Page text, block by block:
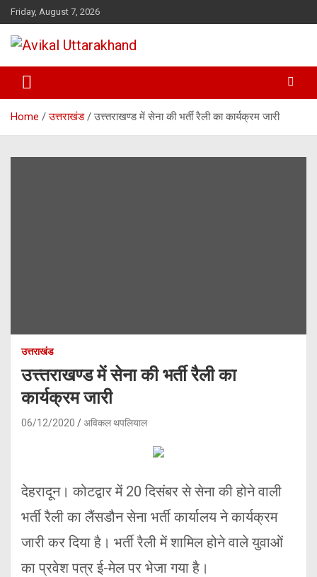
Skip
to
content
Friday, August 7, 2026
Avikal Uttarakhand
Home उत्तराखंड उत्त्तराखण्ड में सेना की भर्ती रैली का कार्यक्रम जारी
उत्तराखंड
उत्त्तराखण्ड में सेना की भर्ती रैली का
कार्यक्रम जारी
06/12/2020 अविकल थपलियाल
देहरादून। कोटद्वार में 20 दिसंबर से सेना की होने वाली
भर्ती रैली का लैंसडौन सेना भर्ती कार्यालय ने कार्यक्रम
जारी कर दिया है। भर्ती रैली में शामिल होने वाले युवाओं
का प्रवेश पत्र ई-मेल पर भेजा गया है।